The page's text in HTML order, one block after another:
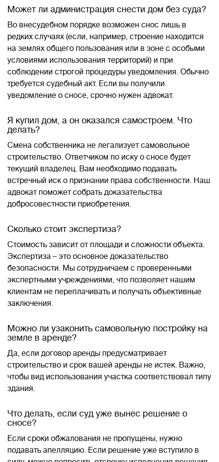
Может ли администрация снести дом без суда?
Во внесудебном порядке возможен снос лишь в
редких случаях (если, например, строение находится
на землях общего пользования или в зоне с особыми
условиями использования территорий) и при
соблюдении строгой процедуры уведомления. Обычно
требуется судебный акт. Если вы получили
уведомление о сносе, срочно нужен адвокат.
Я купил дом, а он оказался самостроем. Что
делать?
Смена собственника не легализует самовольное
строительство. Ответчиком по иску о сносе будет
текущий владелец. Вам необходимо подавать
встречный иск о признании права собственности. Наш
адвокат поможет собрать доказательства
добросовестности приобретения.
Сколько стоит экспертиза?
Стоимость зависит от площади и сложности объекта.
Экспертиза – это основное доказательство
безопасности. Мы сотрудничаем с проверенными
экспертными учреждениями, что позволяет нашим
клиентам не переплачивать и получать объективные
заключения.
Можно ли узаконить самовольную постройку на
земле в аренде?
Да, если договор аренды предусматривает
строительство и срок вашей аренды не истек. Важно,
чтобы вид использования участка соответствовал типу
здания.
Что делать, если суд уже вынес решение о
сносе?
Если сроки обжалования не пропущены, нужно
подавать апелляцию. Если решение уже вступило в